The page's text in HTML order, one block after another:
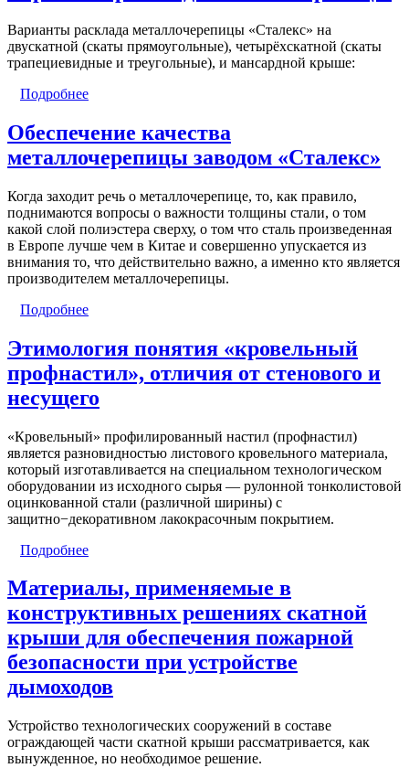
Варианты расклада металлочерепицы «Сталекс» на
двускатной (скаты прямоугольные), четырёхскатной (скаты
трапециевидные и треугольные), и мансардной крыше:
Подробнее
Обеспечение качества
металлочерепицы заводом «Сталекс»
Когда заходит речь о металлочерепице, то, как правило,
поднимаются вопросы о важности толщины стали, о том
какой слой полиэстера сверху, о том что сталь произведенная
в Европе лучше чем в Китае и совершенно упускается из
внимания то, что действительно важно, а именно кто является
производителем металлочерепицы.
Подробнее
Этимология понятия «кровельный
профнастил», отличия от стенового и
несущего
«Кровельный» профилированный настил (профнастил)
является разновидностью листового кровельного материала,
который изготавливается на специальном технологическом
оборудовании из исходного сырья ― рулонной тонколистовой
оцинкованной стали (различной ширины) с
защитно−декоративном лакокрасочным покрытием.
Подробнее
Материалы, применяемые в
конструктивных решениях скатной
крыши для обеспечения пожарной
безопасности при устройстве
дымоходов
Устройство технологических сооружений в составе
ограждающей части скатной крыши рассматривается, как
вынужденное, но необходимое решение.